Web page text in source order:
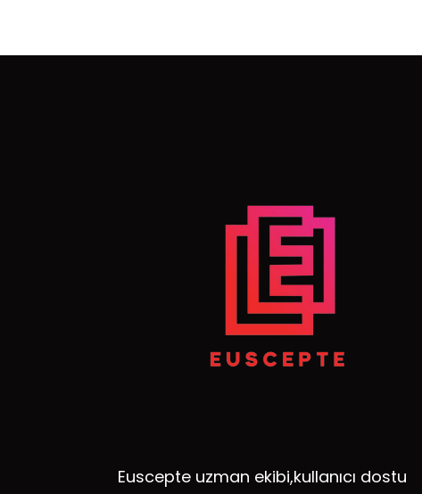
Euscepte uzman ekibi,kullanıcı dostu